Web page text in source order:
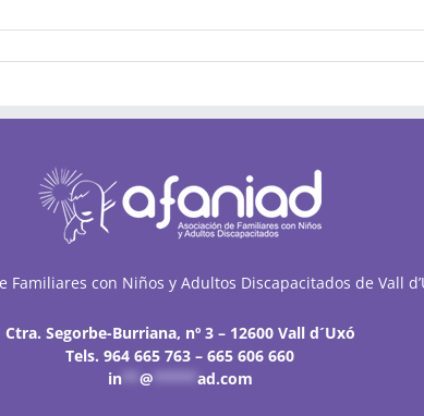
Familiares con Niños y Adultos Discapacitados de Vall
Ctra. Segorbe-Burriana, nº 3 – 12600 Vall d´Uxó
Tels. 964 665 763 – 665 606 660
in** @ ad.com